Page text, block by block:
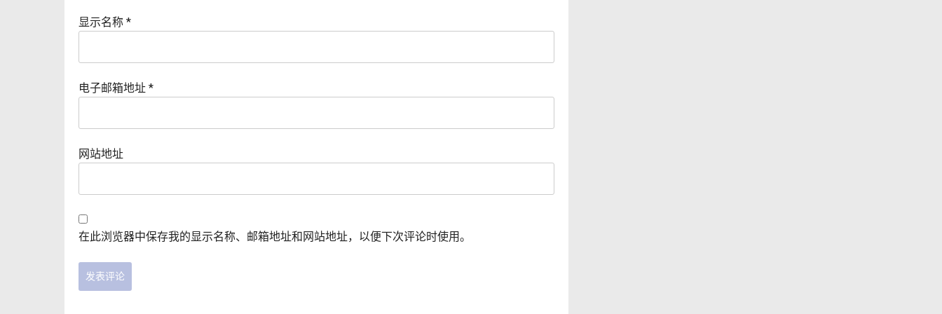
显示名称 *
电子邮箱地址 *
网站地址
在此浏览器中保存我的显示名称、邮箱地址和网站地址，以便下次评论时使用。